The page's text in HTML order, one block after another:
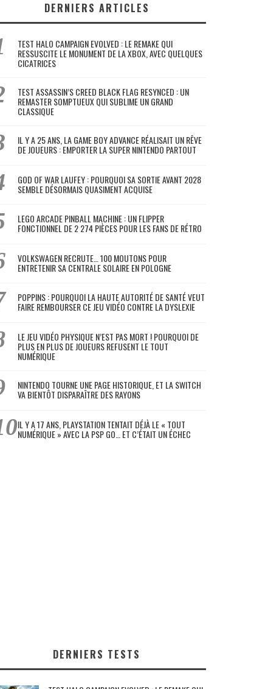
DERNIERS ARTICLES
TEST HALO CAMPAIGN EVOLVED : LE REMAKE QUI
RESSUSCITE LE MONUMENT DE LA XBOX, AVEC QUELQUES
CICATRICES
TEST ASSASSIN’S CREED BLACK FLAG RESYNCED : UN
REMASTER SOMPTUEUX QUI SUBLIME UN GRAND
CLASSIQUE
IL Y A 25 ANS, LA GAME BOY ADVANCE RÉALISAIT UN RÊVE
DE JOUEURS : EMPORTER LA SUPER NINTENDO PARTOUT
GOD OF WAR LAUFEY : POURQUOI SA SORTIE AVANT 2028
SEMBLE DÉSORMAIS QUASIMENT ACQUISE
LEGO ARCADE PINBALL MACHINE : UN FLIPPER
FONCTIONNEL DE 2 274 PIÈCES POUR LES FANS DE RÉTRO
VOLKSWAGEN RECRUTE… 100 MOUTONS POUR
ENTRETENIR SA CENTRALE SOLAIRE EN POLOGNE
POPPINS : POURQUOI LA HAUTE AUTORITÉ DE SANTÉ VEUT
FAIRE REMBOURSER CE JEU VIDÉO CONTRE LA DYSLEXIE
LE JEU VIDÉO PHYSIQUE N’EST PAS MORT ! POURQUOI DE
PLUS EN PLUS DE JOUEURS REFUSENT LE TOUT
NUMÉRIQUE
NINTENDO TOURNE UNE PAGE HISTORIQUE, ET LA SWITCH
VA BIENTÔT DISPARAÎTRE DES RAYONS
IL Y A 17 ANS, PLAYSTATION TENTAIT DÉJÀ LE « TOUT
NUMÉRIQUE » AVEC LA PSP GO… ET C’ÉTAIT UN ÉCHEC
DERNIERS TESTS